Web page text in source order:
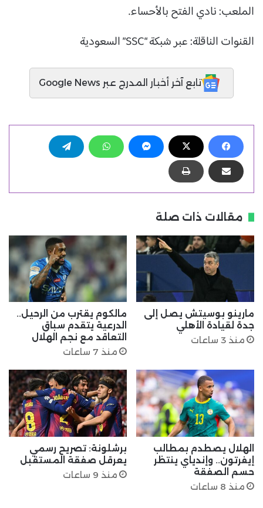
الملعب: نادي الفتح بالأحساء.
القنوات الناقلة: عبر شبكة “SSC” السعودية
تابع آخر أخبار المدرج عبر Google News
مقالات ذات صلة
مارينو بوسيتش يصل إلى
جدة لقيادة الأهلي
منذ 3 ساعات
مالكوم يقترب من الرحيل..
الدرعية يتقدم سباق
التعاقد مع نجم الهلال
منذ 7 ساعات
الهلال يصطدم بمطالب
إيفرتون.. وإندياي ينتظر
حسم الصفقة
منذ 8 ساعات
برشلونة: تصريح رسمي
يعرقل صفقة المستقبل
منذ 9 ساعات